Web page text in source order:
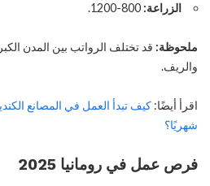
الزراعة: 800-1200.
ملحوظة: قد تختلف الرواتب بين المدن
والريف.
اقرأ أيضًا:
شهريًا؟
فرص عمل في رومانيا 2025